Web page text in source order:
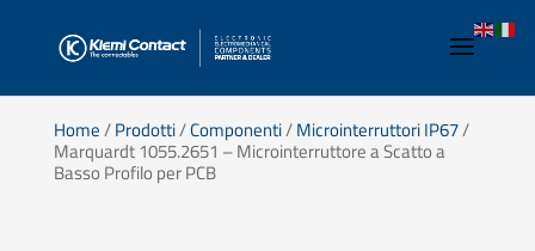
Home/Prodotti/Componenti/Microinterruttori IP67/
Marquardt 1055.2651 – Microinterruttore a Scatto a
Basso Profilo per PCB